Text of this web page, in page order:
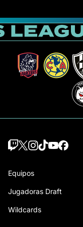
Equipos
Jugadoras Draft
Wildcards